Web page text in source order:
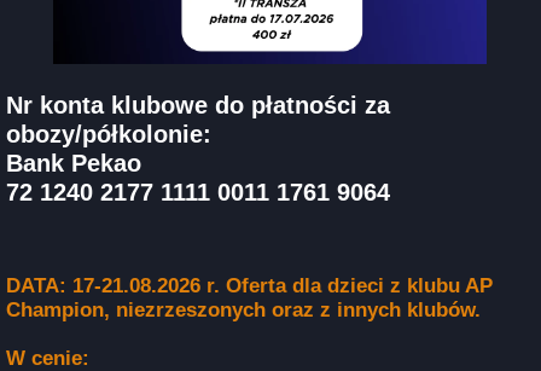
Nr konta klubowe do płatności za
obozy/półkolonie:
Bank Pekao
72 1240 2177 1111 0011 1761 9064
DATA: 17-21.08.2026 r. Oferta dla dzieci z klubu AP
Champion, niezrzeszonych oraz z innych klubów.
W cenie: